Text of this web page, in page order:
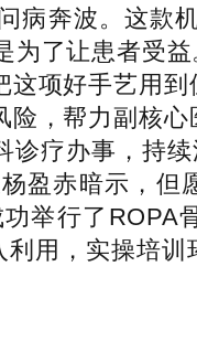
奔波。这款
了让患者受
项好手艺用
，帮力副核
疗办事，持
盈赤暗示，但
举行了ROPA
用，实操培